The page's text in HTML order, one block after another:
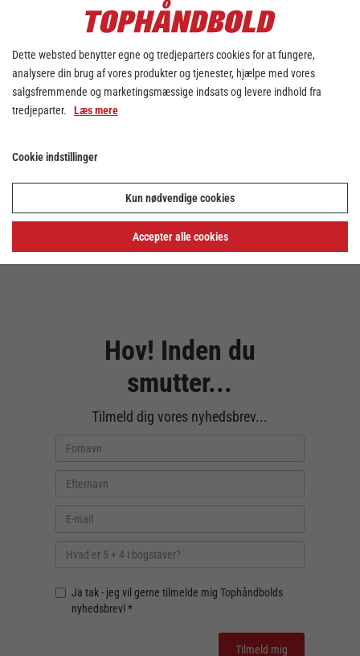
Hov! Inden du
smutter...
Tilmeld dig vores nyhedsbrev...
Ja tak - jeg vil gerne tilmelde mig Tophåndbolds
nyhedsbrev! *
Dette websted benytter egne og tredjeparters cookies for at fungere,
analysere din brug af vores produkter og tjenester, hjælpe med vores
salgsfremmende og marketingsmæssige indsats og levere indhold fra
tredjeparter. Læs mere
Cookie indstillinger
Kun nødvendige cookies
Accepter alle cookies